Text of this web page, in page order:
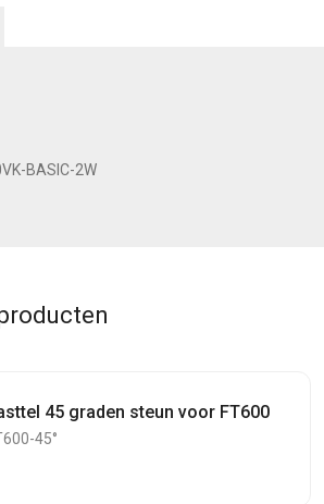
BASIC-2W
45 graden steun voor FT600
45°